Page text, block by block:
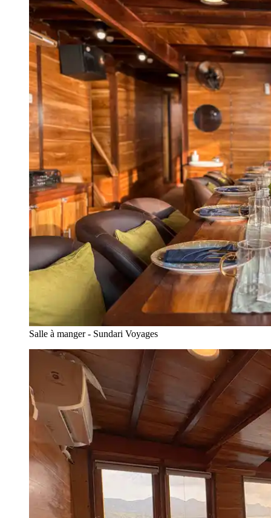
Salle à manger - Sundari Voyages